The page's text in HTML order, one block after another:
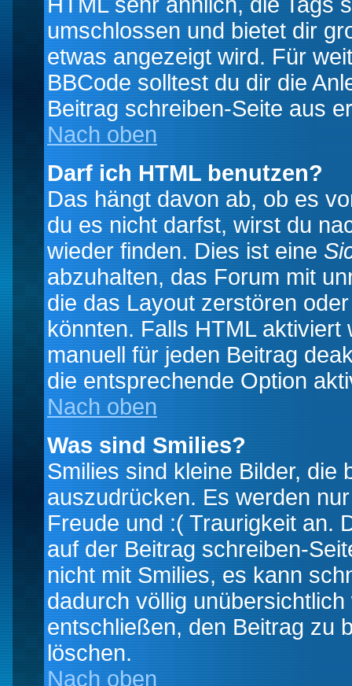
umschlossen und bietet dir
etwas angezeigt wird. Für
BBCode solltest du dir die
Beitrag schreiben-Seite aus
Nach oben
Darf ich HTML benutzen?
Das hängt davon ab, ob es
du es nicht darfst, wirst du
wieder finden. Dies ist eine
abzuhalten, das Forum mit
die das Layout zerstören
könnten. Falls HTML
manuell für jeden Beitrag
die entsprechende Option
Nach oben
Was sind Smilies?
Smilies sind kleine Bilder, die
auszudrücken. Es werden
Freude und :( Traurigkeit an.
auf der Beitrag schreiben-
nicht mit Smilies, es kann
dadurch völlig
entschließen, den Beitrag zu
löschen.
Nach oben